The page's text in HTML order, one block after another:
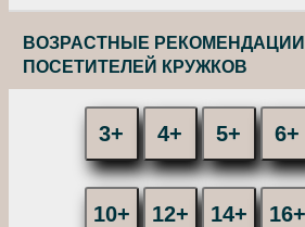
ВОЗРАСТНЫЕ
ПОСЕТИТЕЛЕЙ КРУЖКОВ
3+ 4+ 5+ 6+
10+ 12+ 14+ 16+